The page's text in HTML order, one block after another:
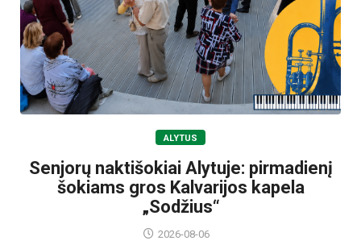
ALYTUS
Senjorų naktišokiai Alytuje: pirmadienį
šokiams gros Kalvarijos kapela
„Sodžius“
2026-08-06